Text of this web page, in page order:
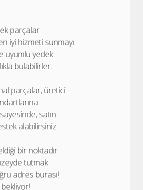
parçalar
iyi hizmeti sunmayı
uyumlu yedek
bulabilirler.
parçalar, üretici
satın
alabilirsiniz.
bir noktadır.
tutmak
adres burası!